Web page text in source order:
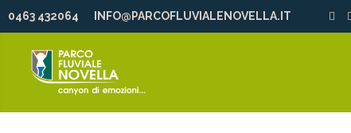
0463 432064 INFO@PARCOFLUVIALENOVELLA.IT